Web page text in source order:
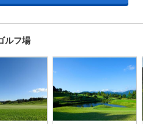
ルフ場